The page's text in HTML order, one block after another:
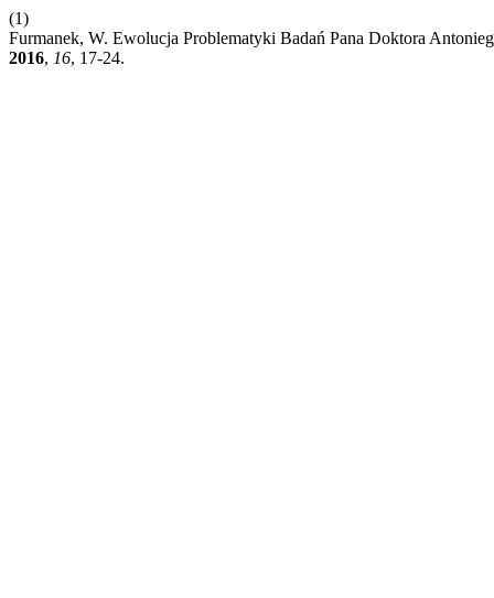
(1)
Furmanek, W. Ewolucja Problematyki Badań Pana Doktora
2016, 16, 17-24.